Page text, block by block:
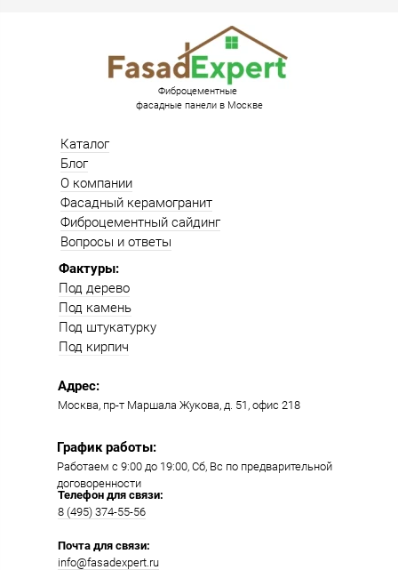
Фактуры:
Под дерево
Под камень
Под штукатурку
Под кирпич
Работаем с 9:00 до 19:00​, Сб, Вс по предварительной
договоренности
Москва, пр-т Маршала Жукова, д. 51, офис 218​​
Каталог
Блог
О компании
Фасадный керамогранит
Фиброцементный сайдинг
Вопросы и ответы
Адрес:
График работы:
Телефон для связи:
8 (495) 374-55-56​
Почта для связи:
info@fasadexpert.ru
Фиброцементные
фасадные панели в Москве